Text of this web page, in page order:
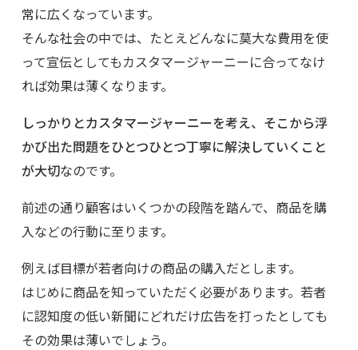
常に広くなっています。
そんな社会の中では、たとえどんなに莫大な費用を使
って宣伝としてもカスタマージャーニーに合ってなけ
れば効果は薄くなります。
しっかりとカスタマージャーニーを考え、そこから浮
かび出た問題をひとつひとつ丁寧に解決していくこと
が大切なのです。
前述の通り顧客はいくつかの段階を踏んで、商品を購
入などの行動に至ります。
例えば目標が若者向けの商品の購入だとします。
はじめに商品を知っていただく必要があります。若者
に認知度の低い新聞にどれだけ広告を打ったとしても
その効果は薄いでしょう。